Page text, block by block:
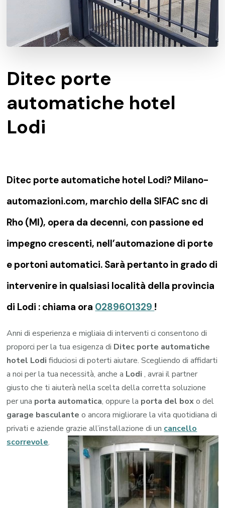
Ditec porte
automatiche hotel
Lodi
Ditec porte automatiche hotel Lodi? Milano-
automazioni.com, marchio della SIFAC snc di
Rho (MI), opera da decenni, con passione ed
impegno crescenti, nell’automazione di porte
e portoni automatici. Sarà pertanto in grado di
intervenire in qualsiasi località della provincia
di Lodi : chiama ora 0289601329 !
Anni di esperienza e migliaia di interventi ci consentono di
proporci per la tua esigenza di Ditec porte automatiche
hotel Lodi fiduciosi di poterti aiutare. Scegliendo di affidarti
a noi per la tua necessità, anche a Lodi, avrai il partner
giusto che ti aiuterà nella scelta della corretta soluzione
per una porta automatica, oppure la porta del boxo del
garage basculante o ancora migliorare la vita quotidiana di
privati e aziende grazie all’installazione di un cancello
scorrevole.